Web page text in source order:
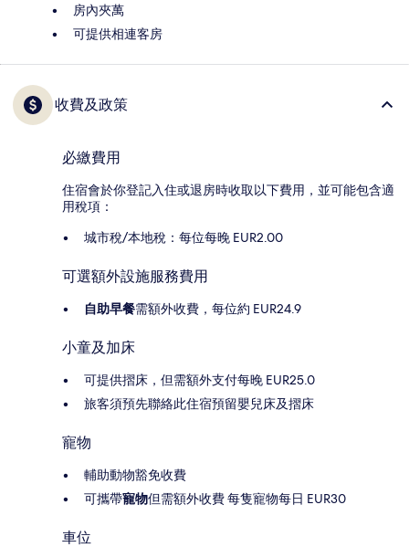
房內夾萬
可提供相連客房
收費及政策
必繳費用
住宿會於你登記入住或退房時收取以下費用，並可能包含適
用稅項：
城市稅/本地稅：每位每晚 EUR2.00
可選額外設施服務費用
自助早餐需額外收費，每位約 EUR24.9
小童及加床
可提供摺床，但需額外支付每晚 EUR25.0
旅客須預先聯絡此住宿預留嬰兒床及摺床
寵物
輔助動物豁免收費
可攜帶寵物但需額外收費 每隻寵物每日 EUR30
車位